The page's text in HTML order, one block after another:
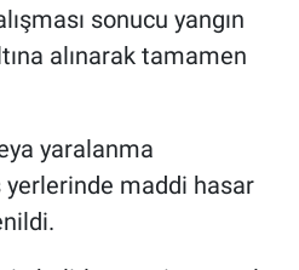
sonucu yangın
alınarak tamamen
yaralanma
yerlerinde maddi hasar